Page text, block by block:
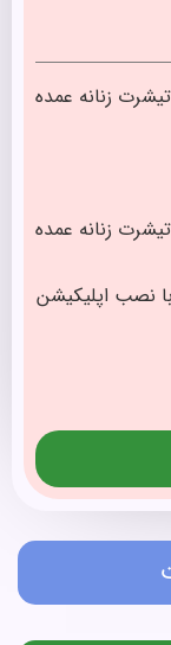
زنانه عمده
زنانه عمده
نصب اپلیکیشن